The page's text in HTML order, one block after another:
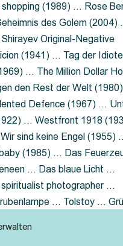
(1989) … Rose
des Golem (2004)
Original-Negative
(1941) … Tag der
… The Million Dollar
den Rest der Welt
Defence (1967) …
… Westfront 1918
sind keine Engel (1955)
(1985) … Das
… Das blaue Licht …
photographer …
… Tolstoy …